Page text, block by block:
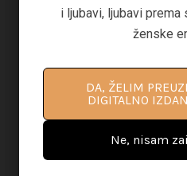
ljubavi, astrologije,
moći i tamne
DA, ŽELIM
DIGITALNO
i ljubavi, ljubavi
ženske
DA, ŽELIM
DIGITALNO
Ne, nisam